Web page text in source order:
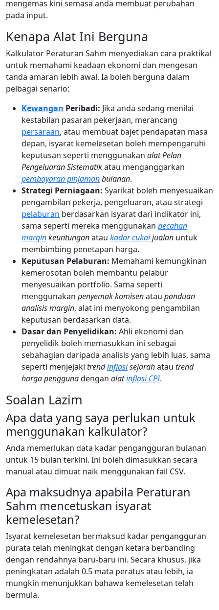
mengemas kini semasa anda membuat perubahan
pada input.
Kenapa Alat Ini Berguna
Kalkulator Peraturan Sahm menyediakan cara praktikal
untuk memahami keadaan ekonomi dan mengesan
tanda amaran lebih awal. Ia boleh berguna dalam
pelbagai senario:
Kewangan Peribadi: Jika anda sedang menilai
kestabilan pasaran pekerjaan, merancang
persaraan, atau membuat bajet pendapatan masa
depan, isyarat kemelesetan boleh mempengaruhi
keputusan seperti menggunakan alat Pelan
Pengeluaran Sistematikatau menganggarkan
pembayaran pinjamanbulanan.
Strategi Perniagaan: Syarikat boleh menyesuaikan
pengambilan pekerja, pengeluaran, atau strategi
pelaburan berdasarkan isyarat dari indikator ini,
sama seperti mereka menggunakan pecahan
marginkeuntunganatau kadar cukaijualan untuk
membimbing penetapan harga.
Keputusan Pelaburan: Memahami kemungkinan
kemerosotan boleh membantu pelabur
menyesuaikan portfolio. Sama seperti
menggunakan penyemak komisenatau panduan
analisis margin, alat ini menyokong pengambilan
keputusan berdasarkan data.
Dasar dan Penyelidikan: Ahli ekonomi dan
penyelidik boleh memasukkan ini sebagai
sebahagian daripada analisis yang lebih luas, sama
seperti menjejaki trendinflasisejarahatau trend
harga penggunadengan alatinflasi CPI.
Soalan Lazim
Apa data yang saya perlukan untuk
menggunakan kalkulator?
Anda memerlukan data kadar pengangguran bulanan
untuk 15 bulan terkini. Ini boleh dimasukkan secara
manual atau dimuat naik menggunakan fail CSV.
Apa maksudnya apabila Peraturan
Sahm mencetuskan isyarat
kemelesetan?
Isyarat kemelesetan bermaksud kadar pengangguran
purata telah meningkat dengan ketara berbanding
dengan rendahnya baru-baru ini. Secara khusus, jika
peningkatan adalah 0.5 mata peratus atau lebih, ia
mungkin menunjukkan bahawa kemelesetan telah
bermula.